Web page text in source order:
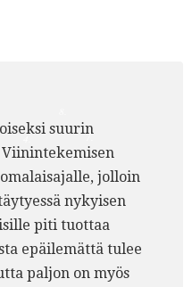
7.
suurin
jolloin
nykyisen
piti tuottaa
epäilemättä tulee
paljon on myös